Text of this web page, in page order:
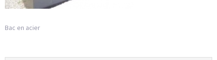
Bac en acier